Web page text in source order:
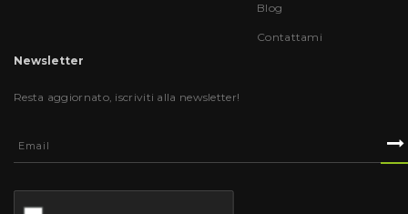
Blog
Contattami
Newsletter
Resta aggiornato, iscriviti alla newsletter!